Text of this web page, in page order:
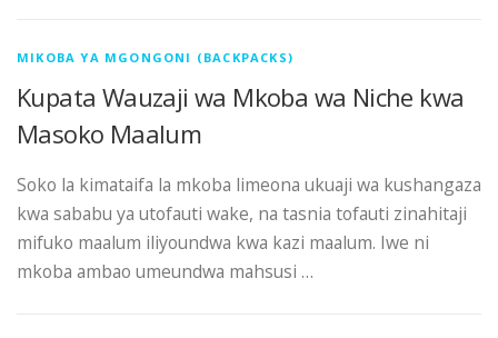
MIKOBA YA MGONGONI (BACKPACKS)
Kupata Wauzaji wa Mkoba wa Niche kwa
Masoko Maalum
Soko la kimataifa la mkoba limeona ukuaji wa kushangaza
kwa sababu ya utofauti wake, na tasnia tofauti zinahitaji
mifuko maalum iliyoundwa kwa kazi maalum. Iwe ni
mkoba ambao umeundwa mahsusi …